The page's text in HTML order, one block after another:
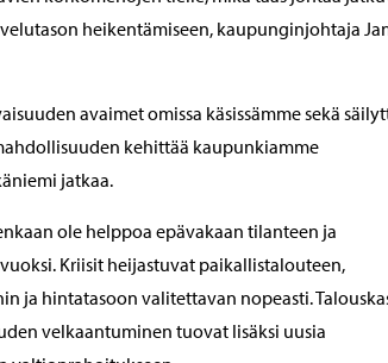
heikentämiseen, kaupunginjohtaja
avaimet omissa käsissämme sekä
kehittää kaupunkiamme
jatkaa.
ole helppoa epävakaan tilanteen ja
Kriisit heijastuvat paikallistalouteen,
ja hintatasoon valitettavan nopeasti.
velkaantuminen tuovat lisäksi uusia